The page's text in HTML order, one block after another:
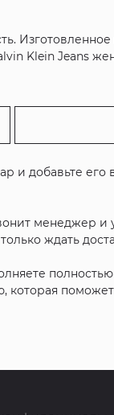
Klein Jeans
и добавьте его
менеджер и
ждать
которая